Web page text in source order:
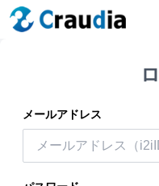
メールアドレス